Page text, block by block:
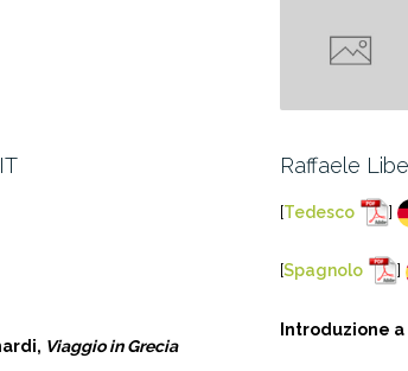
Viaggio in Grecia
Raffaele
[Tedesco ]
[Spagnolo ]
Introduzione